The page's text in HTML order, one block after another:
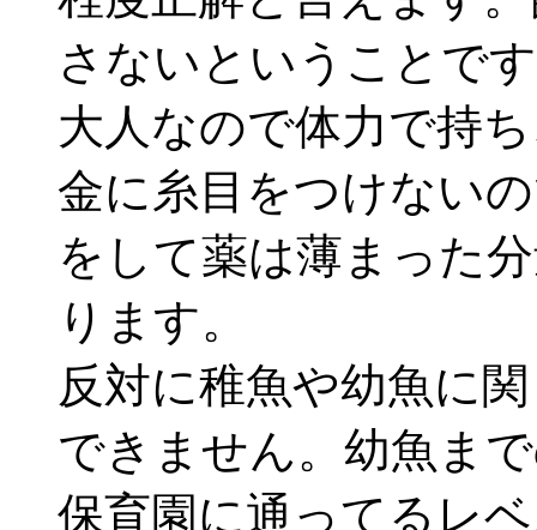
さないということで
大人なので体力で持
金に糸目をつけない
をして薬は薄まった
ります。
反対に稚魚や幼魚に
できません。幼魚ま
保育園に通ってるレ